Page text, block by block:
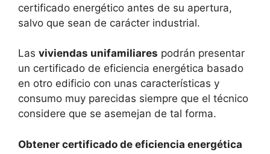
certificado energético antes de su apertura,
salvo que sean de carácter industrial.
Las viviendas unifamiliares podrán presentar
un certificado de eficiencia energética basado
en otro edificio con unas características y
consumo muy parecidas siempre que el técnico
considere que se asemejan de tal forma.
Obtener certificado de eficiencia energética